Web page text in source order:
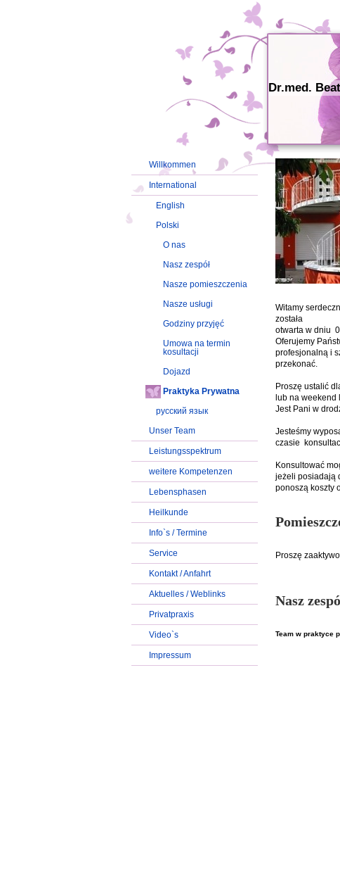
Dr.med.
Willkommen
International
English
Polski
O nas
Nasz zespół
Nasze pomieszczenia
Nasze usługi
Godziny przyjęć
Umowa na termin
kosultacji
Dojazd
Praktyka Prywatna
русский язык
Unser Team
Leistungsspektrum
weitere Kompetenzen
Lebensphasen
Heilkunde
Info`s / Termine
Service
Kontakt / Anfahrt
Aktuelles / Weblinks
Privatpraxis
Video`s
Impressum
Witamy
została
otwarta w dniu
Oferujemy
profesjonalną i
przekonać.
Proszę ustalić
lub na
Jest Pani w
Jesteśmy
czasie
Konsultować
jeżeli posiadają
ponoszą koszty
Proszę
Nasz
Team w praktyce